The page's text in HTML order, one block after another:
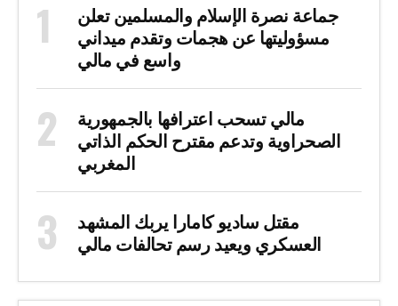
جماعة نصرة الإسلام والمسلمين تعلن
مسؤوليتها عن هجمات وتقدم ميداني
واسع في مالي
مالي تسحب اعترافها بالجمهورية
الصحراوية وتدعم مقترح الحكم الذاتي
المغربي
مقتل ساديو كامارا يربك المشهد
العسكري ويعيد رسم تحالفات مالي